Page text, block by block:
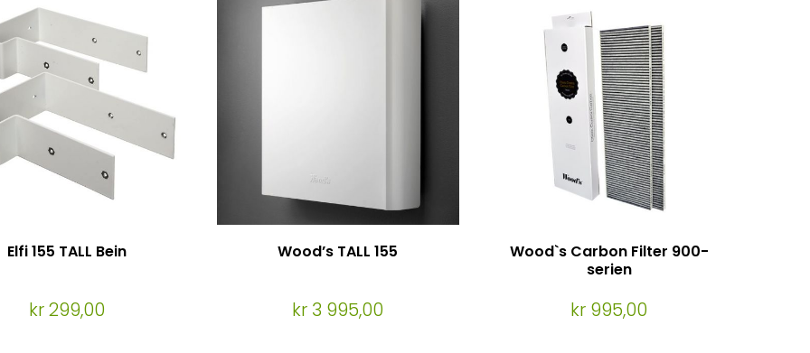
Elfi 155 TALL Bein
kr 299,00
Wood’s TALL 155
kr 3 995,00
Wood`s Carbon Filter 900-
serien
kr 995,00